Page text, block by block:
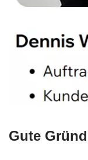
Gute